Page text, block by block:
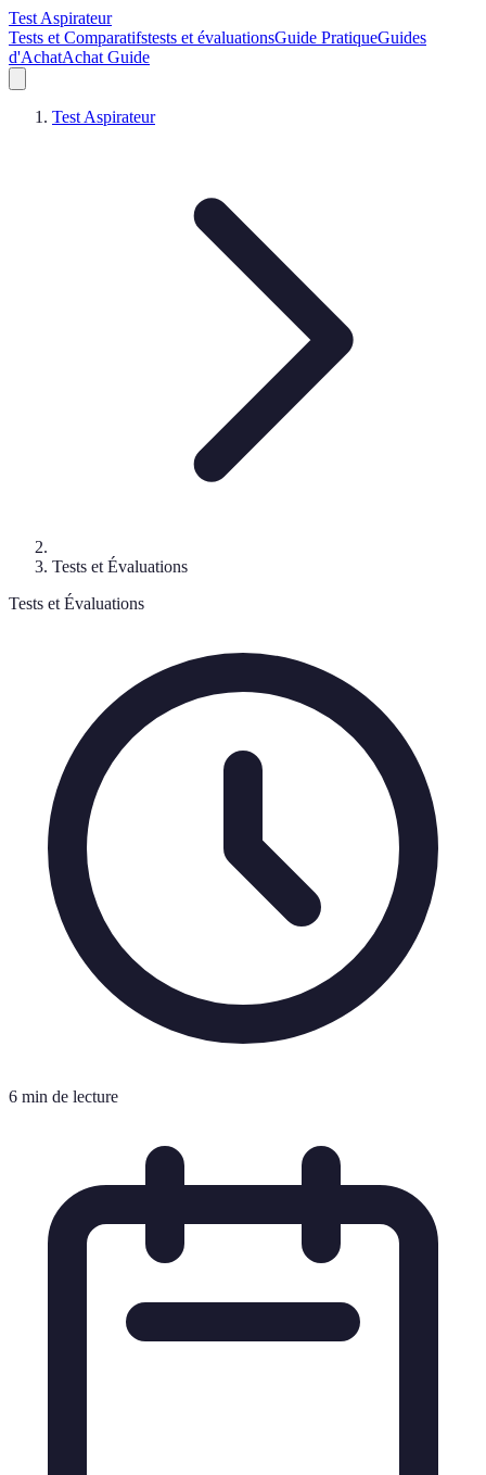
Test Aspirateur
Tests et Comparatifstests et évaluationsGuide PratiqueGuides
d'AchatAchat Guide
Test Aspirateur
Tests et Évaluations
Tests et Évaluations
6 min de lecture